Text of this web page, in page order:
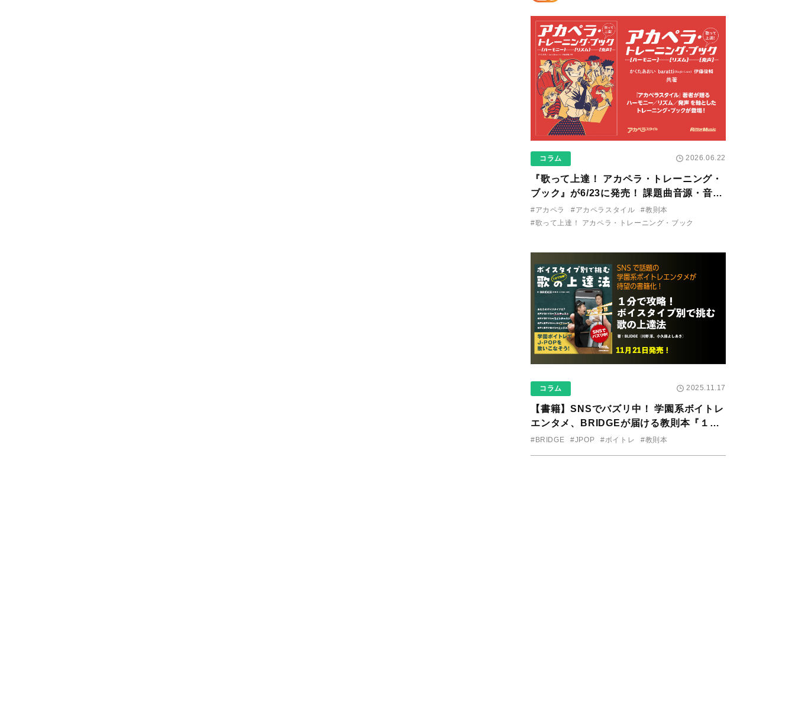
コラム 2026.06.22
『歌って上達！ アカペラ・トレーニング・
ブック』が6/23に発売！ 課題曲音源・音取
り用アプリを公開。
#アカペラ #アカペラスタイル
#教則本
#歌って上達！ アカペラ・トレーニング・ブック
コラム 2025.11.17
【書籍】SNSでバズリ中！ 学園系ボイトレ
エンタメ、BRIDGEが届ける教則本『１分
で攻略！ ボイスタイプ別で挑む歌の上達
#BRIDGE #JPOP #ボイトレ #教則本